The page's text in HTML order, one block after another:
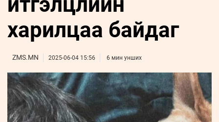
Бүртгүүлэх
Бизнес
хөгжил
Leaderships
forum
ФОТО
УРЛАГ
ТӨВ
харилцаа байдаг
ZMS.MN 2025-06-04 15:56 6 мин унших